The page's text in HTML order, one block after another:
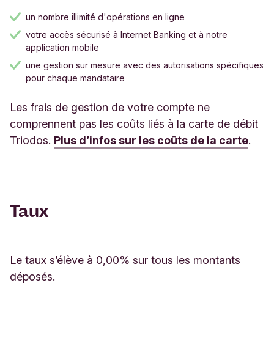
un nombre illimité d'opérations en ligne
votre accès sécurisé à Internet Banking et à notre
application mobile
une gestion sur mesure avec des autorisations spécifiques
pour chaque mandataire
Les frais de gestion de votre compte ne
comprennent pas les coûts liés à la carte de débit
Triodos. Plus d’infos sur les coûts de la carte.
Taux
Le taux s’élève à 0,00% sur tous les montants
déposés.